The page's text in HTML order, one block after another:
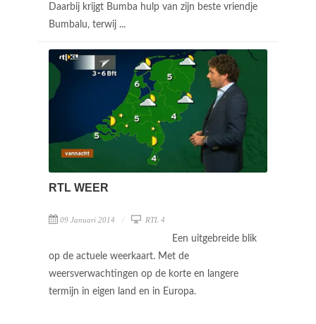
Daarbij krijgt Bumba hulp van zijn beste vriendje
Bumbalu, terwij ...
RTL WEER
09 Januari 2014 RTL 4
Een uitgebreide blik
op de actuele weerkaart. Met de
weersverwachtingen op de korte en langere
termijn in eigen land en in Europa.